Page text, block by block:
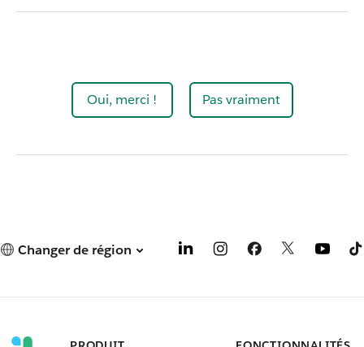
Oui, merci ! Pas vraiment
Changer de région